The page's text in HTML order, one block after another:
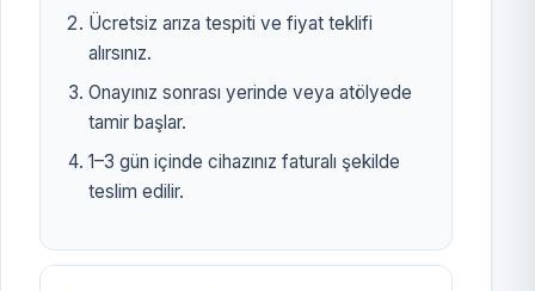
Ücretsiz arıza tespiti ve fiyat teklifi
alırsınız.
Onayınız sonrası yerinde veya atölyede
tamir başlar.
1–3 gün içinde cihazınız faturalı şekilde
teslim edilir.